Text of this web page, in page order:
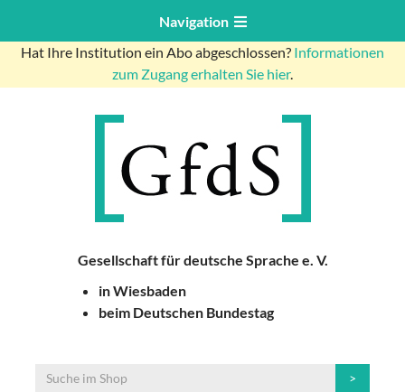
Navigation
Hat Ihre Institution ein Abo abgeschlossen? Informationen
zum Zugang erhalten Sie hier.
Gesellschaft für deutsche Sprache e. V.
in Wiesbaden
beim Deutschen Bundestag